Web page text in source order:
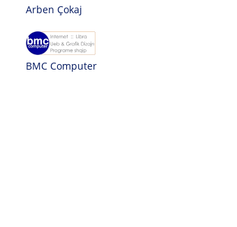
Arben Çokaj
BMC Computer